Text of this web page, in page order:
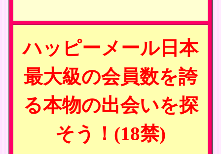
ハッピーメール日本
最大級の会員数を誇
る本物の出会いを探
そう！(18禁)